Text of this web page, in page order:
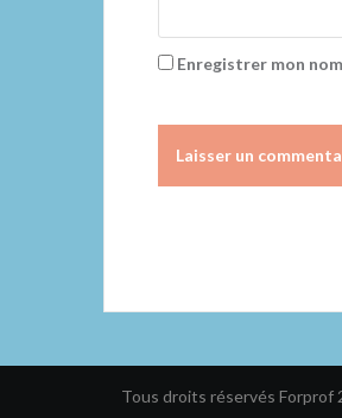
Enregistrer mon
Tous droits réservés Forprof